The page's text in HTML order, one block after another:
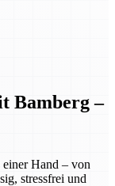
Bamberg –
Hand – von
stressfrei und